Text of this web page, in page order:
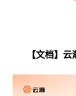
【文档】